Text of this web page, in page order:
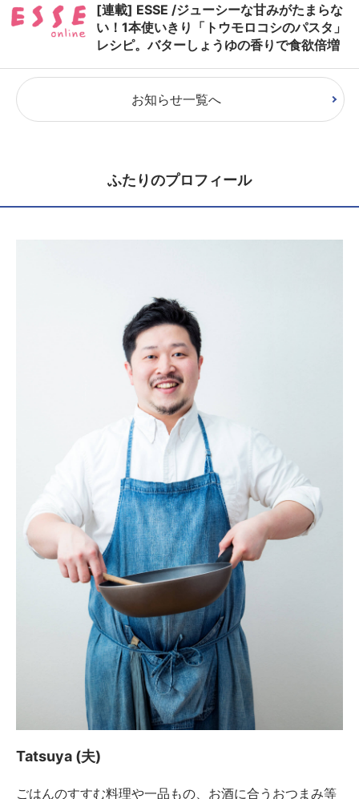
[連載] ESSE /ジューシーな甘みがたまらな
い！1本使いきり「トウモロコシのパスタ」
レシピ。バターしょうゆの香りで食欲倍増
お知らせ一覧へ
ふたりのプロフィール
Tatsuya (夫)
ごはんのすすむ料理や一品もの、お酒に合うおつまみ等